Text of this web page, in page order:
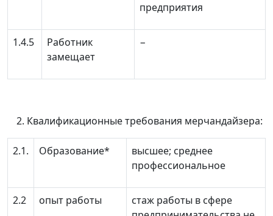
предприятия
1.4.5
Работник
замещает
−
Квалификационные требования мерчандайзера:
2.1. Образование*
высшее; среднее
профессиональное
2.2 опыт работы
стаж работы в сфере